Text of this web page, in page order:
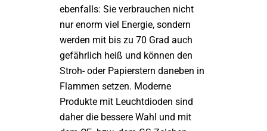
ebenfalls: Sie verbrauchen nicht
nur enorm viel Energie, sondern
werden mit bis zu 70 Grad auch
gefährlich heiß und können den
Stroh- oder Papierstern daneben in
Flammen setzen. Moderne
Produkte mit Leuchtdioden sind
daher die bessere Wahl und mit